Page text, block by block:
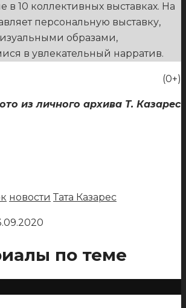
в 10 коллективных выставках. На
персональную выставку,
образами,
в увлекательный нарратив.
(0+)
из личного архива Т. Казарес
новости Тата Казарес
по теме